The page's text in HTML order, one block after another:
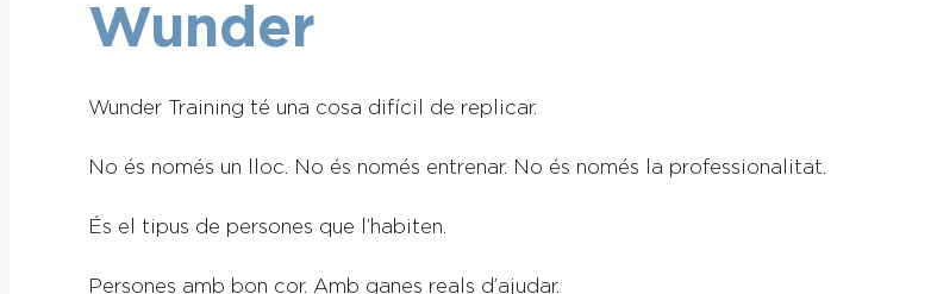
Wunder
Wunder Training té una cosa difícil de replicar.
No és només un lloc. No és només entrenar. No és només la professionalitat.
És el tipus de persones que l’habiten.
Persones amb bon cor. Amb ganes reals d’ajudar.